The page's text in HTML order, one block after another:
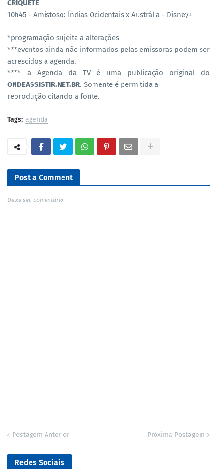
CRÍQUETE
10h45 - Amistoso: Índias Ocidentais x Austrália - Disney+
*programação sujeita a alterações
***eventos ainda não informados pelas emissoras podem ser
acrescidos a agenda.
**** a Agenda da TV é uma publicação original do
ONDEASSISTIR.NET.BR. Somente é permitida a
reprodução citando a fonte.
Tags: agenda
Post a Comment
Deixe seu comentário
Postagem Anterior Próxima Postagem
Redes Sociais